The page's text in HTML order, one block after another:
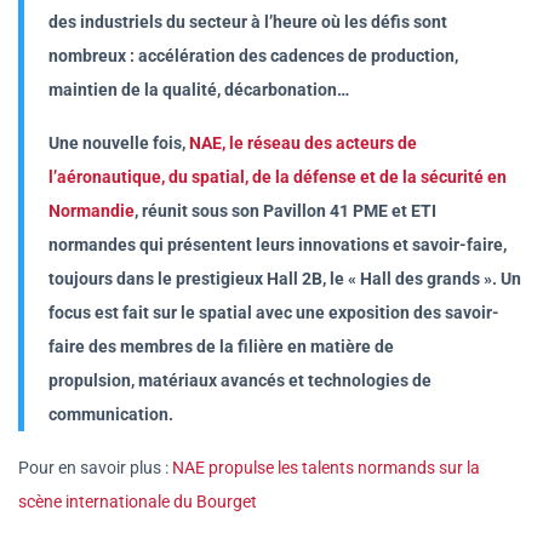
des industriels du secteur à l’heure où les défis sont
nombreux : accélération des cadences de production,
maintien de la qualité, décarbonation…
Une nouvelle fois,NAE, le réseau des acteurs de
l’aéronautique, du spatial, de la défense et de la sécurité en
Normandie, réunit sous son Pavillon 41 PME et ETI
normandes qui présentent leurs innovations et savoir-faire,
toujours dans le prestigieux Hall 2B, le « Hall des grands ». Un
focus est fait sur le spatial avec une exposition des savoir-
faire des membres de la filière en matière de
propulsion, matériaux avancés et technologies de
communication.
Pour en savoir plus : NAE propulse les talents normands sur la
scène internationale du Bourget